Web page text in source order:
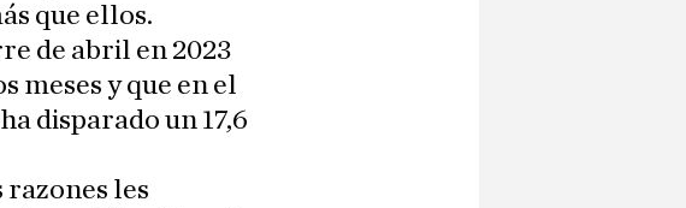
que ellos.
de abril en 2023
meses y que en el
disparado un 17,6
razones les